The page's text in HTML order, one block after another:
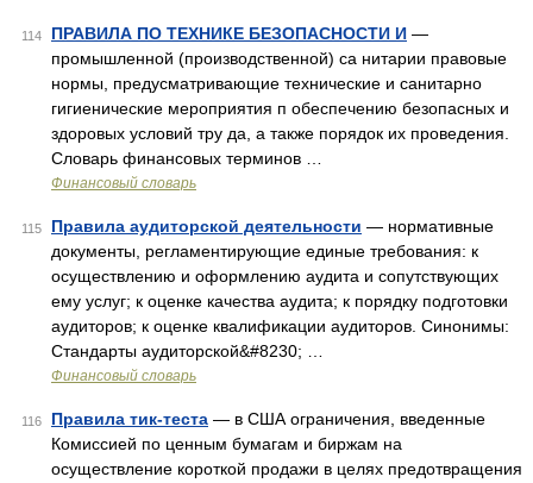
114 ПРАВИЛА ПО ТЕХНИКЕ БЕЗОПАСНОСТИ И —
промышленной (производственной) са нитарии правовые
нормы, предусматривающие технические и санитарно
гигиенические мероприятия п обеспечению безопасных и
здоровых условий тру да, а также порядок их проведения.
Словарь финансовых терминов …
Финансовый словарь
115 Правила аудиторской деятельности — нормативные
документы, регламентирующие единые требования: к
осуществлению и оформлению аудита и сопутствующих
ему услуг; к оценке качества аудита; к порядку подготовки
аудиторов; к оценке квалификации аудиторов. Синонимы:
Стандарты аудиторской&#8230; …
Финансовый словарь
116 Правила тик-теста — в США ограничения, введенные
Комиссией по ценным бумагам и биржам на
осуществление короткой продажи в целях предотвращения